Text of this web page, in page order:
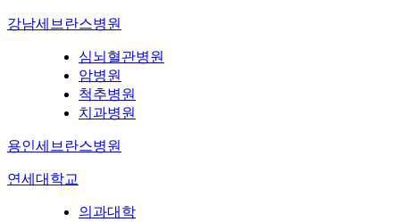
강남세브란스병원
심뇌혈관병원
암병원
척추병원
치과병원
용인세브란스병원
연세대학교
의과대학